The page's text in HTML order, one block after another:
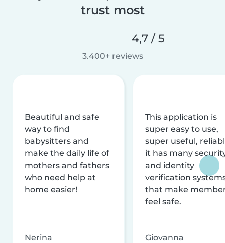
trust most
4,7 / 5
3.400+ reviews
Beautiful and safe
way to find
babysitters and
make the daily life of
mothers and fathers
who need help at
home easier!
Nerina
This application is
super easy to use,
super useful,
it has many
and identity
verification
that make
feel safe.
Giovanna